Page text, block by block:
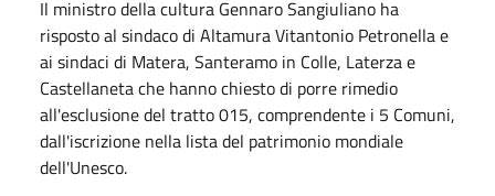
Il ministro della cultura Gennaro Sangiuliano ha
risposto al sindaco di Altamura Vitantonio Petronella e
ai sindaci di Matera, Santeramo in Colle, Laterza e
Castellaneta che hanno chiesto di porre rimedio
all'esclusione del tratto 015, comprendente i 5 Comuni,
dall'iscrizione nella lista del patrimonio mondiale
dell'Unesco.